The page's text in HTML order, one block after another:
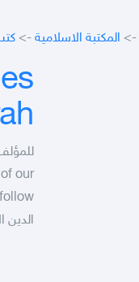
-> المكتبة الاسلامية ->
our
الدين